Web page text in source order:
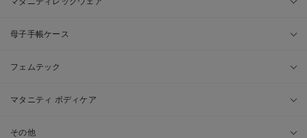
母子手帳ケース
フェムテック
マタニティ ボディケア
その他